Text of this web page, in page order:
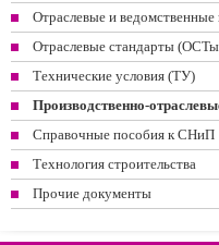
Отраслевые и
Отраслевые стандарты
Технические условия (ТУ)
Производственно-
Справочные пособия к СНиП
Технология строительства
Прочие документы